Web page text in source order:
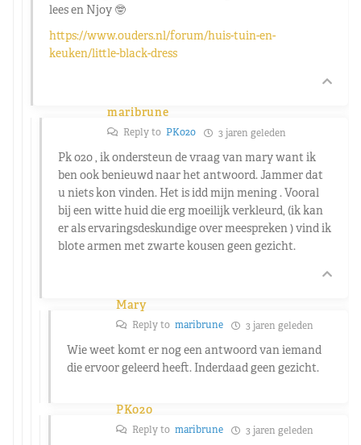
lees en Njoy 🤓
https://www.ouders.nl/forum/huis-tuin-en-
keuken/little-black-dress
maribrune
Reply to PK020 3 jaren geleden
Pk 020 , ik ondersteun de vraag van mary want ik
ben ook benieuwd naar het antwoord. Jammer dat
u niets kon vinden. Het is idd mijn mening . Vooral
bij een witte huid die erg moeilijk verkleurd, (ik kan
er als ervaringsdeskundige over meespreken ) vind ik
blote armen met zwarte kousen geen gezicht.
Mary
Reply to maribrune 3 jaren geleden
Wie weet komt er nog een antwoord van iemand
die ervoor geleerd heeft. Inderdaad geen gezicht.
PK020
Reply to maribrune 3 jaren geleden